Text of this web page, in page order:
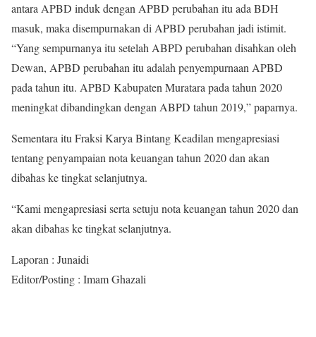
antara APBD induk dengan APBD perubahan itu ada BDH
masuk, maka disempurnakan di APBD perubahan jadi istimit.
“Yang sempurnanya itu setelah ABPD perubahan disahkan oleh
Dewan, APBD perubahan itu adalah penyempurnaan APBD
pada tahun itu. APBD Kabupaten Muratara pada tahun 2020
meningkat dibandingkan dengan ABPD tahun 2019,” paparnya.
Sementara itu Fraksi Karya Bintang Keadilan mengapresiasi
tentang penyampaian nota keuangan tahun 2020 dan akan
dibahas ke tingkat selanjutnya.
“Kami mengapresiasi serta setuju nota keuangan tahun 2020 dan
akan dibahas ke tingkat selanjutnya.
Laporan : Junaidi
Editor/Posting : Imam Ghazali